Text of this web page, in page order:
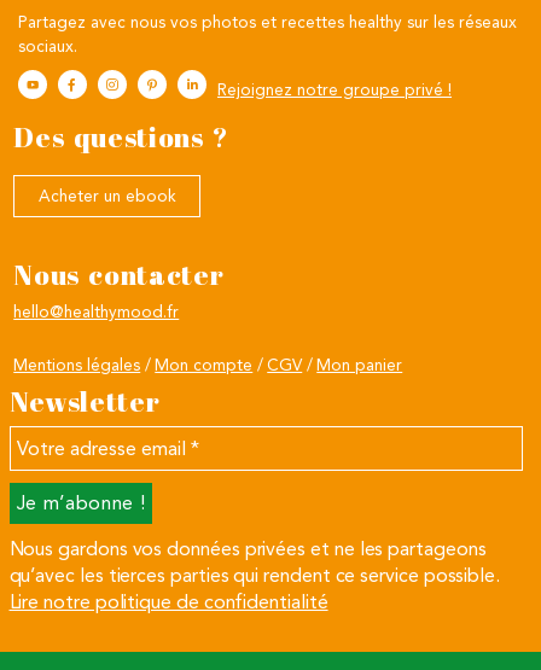
Partagez avec nous vos photos et recettes healthy sur les réseaux
sociaux.
Rejoignez notre groupe privé !
Des questions ?
Acheter un ebook
Nous contacter
hello@healthymood.fr
Mentions légales Mon compte CGV Mon panier
Newsletter
Votre
email
Nous gardons vos données privées et ne les partageons
qu’avec les tierces parties qui rendent ce service possible.
Lire notre politique de confidentialité